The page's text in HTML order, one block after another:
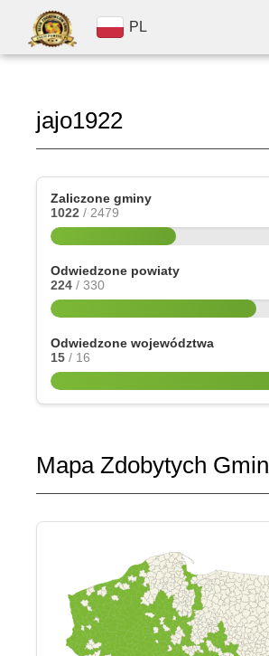
PL
jajo1922
Zaliczone gminy
1022 / 2479
Odwiedzone powiaty
224 / 330
Odwiedzone województwa
15 / 16
Mapa Zdobytych Gmin